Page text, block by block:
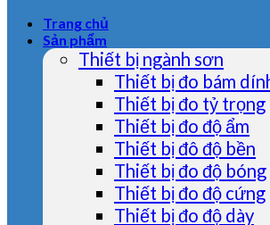
Trang chủ
Sản phẩm
Thiết bị ngành sơn
Thiết bị đo bám
Thiết bị đo tỷ trọng
Thiết bị đo độ ẩm
Thiết bị đô độ bền
Thiết bị đo độ bóng
Thiết bị đo độ cứng
Thiết bị đo độ dày